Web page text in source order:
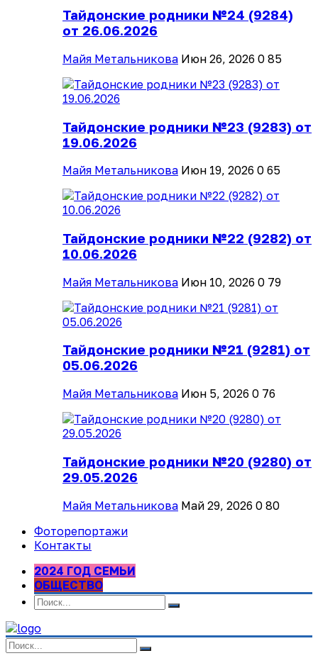
Тайдонские родники №24 (9284)
от 26.06.2026
Майя Метальникова Июн 26, 2026 0 85
Тайдонские родники №23 (9283) от
19.06.2026
Майя Метальникова Июн 19, 2026 0 65
Тайдонские родники №22 (9282) от
10.06.2026
Майя Метальникова Июн 10, 2026 0 79
Тайдонские родники №21 (9281) от
05.06.2026
Майя Метальникова Июн 5, 2026 0 76
Тайдонские родники №20 (9280) от
29.05.2026
Майя Метальникова Май 29, 2026 0 80
Фоторепортажи
Контакты
2024 ГОД СЕМЬИ
ОБЩЕСТВО